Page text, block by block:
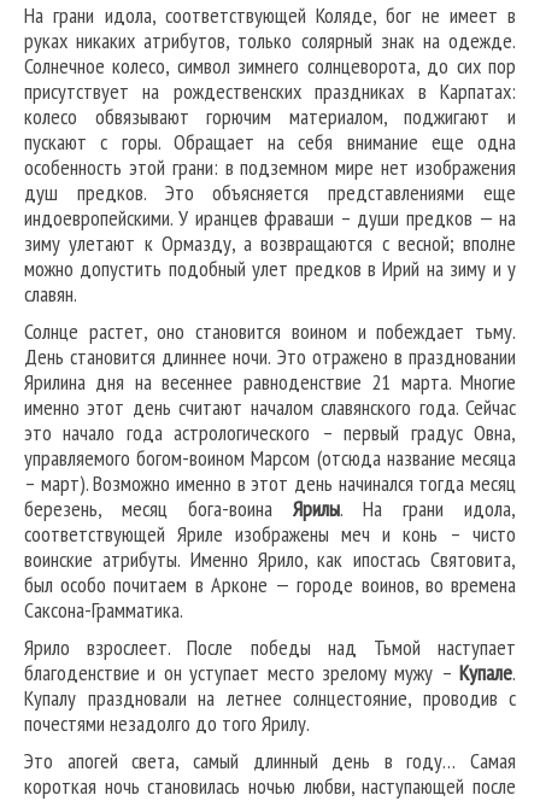
На грани идола, соответствующей Коляде, бог не имеет в
руках никаких атрибутов, только солярный знак на одежде.
Солнечное колесо, символ зимнего солнцеворота, до сих пор
присутствует на рождественских праздниках в Карпатах:
колесо обвязывают горючим материалом, поджигают и
пускают с горы. Обращает на себя внимание еще одна
особенность этой грани: в подземном мире нет изображения
душ предков. Это объясняется представлениями еще
индоевропейскими. У иранцев фраваши – души предков — на
зиму улетают к Ормазду, а возвращаются с весной; вполне
можно допустить подобный улет предков в Ирий на зиму и у
славян.
Солнце растет, оно становится воином и побеждает тьму.
День становится длиннее ночи. Это отражено в праздновании
Ярилина дня на весеннее равноденствие 21 марта. Многие
именно этот день считают началом славянского года. Сейчас
это начало года астрологического – первый градус Овна,
управляемого богом-воином Марсом (отсюда название месяца
– март). Возможно именно в этот день начинался тогда месяц
березень, месяц бога-воина Ярилы. На грани идола,
соответствующей Яриле изображены меч и конь – чисто
воинские атрибуты. Именно Ярило, как ипостась Святовита,
был особо почитаем в Арконе — городе воинов, во времена
Саксона-Грамматика.
Ярило взрослеет. После победы над Тьмой наступает
благоденствие и он уступает место зрелому мужу – Купале.
Купалу праздновали на летнее солнцестояние, проводив с
почестями незадолго до того Ярилу.
Это апогей света, самый длинный день в году… Самая
короткая ночь становилась ночью любви, наступающей после